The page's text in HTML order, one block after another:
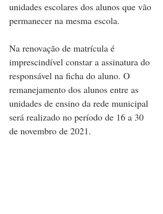
unidades escolares dos alunos que vão
permanecer na mesma escola.
Na renovação de matrícula é
imprescindível constar a assinatura do
responsável na ficha do aluno. O
remanejamento dos alunos entre as
unidades de ensino da rede municipal
será realizado no período de 16 a 30
de novembro de 2021.